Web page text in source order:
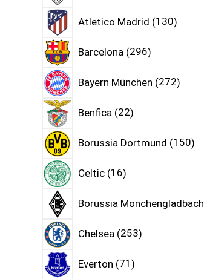
Atletico Madrid 130
Barcelona 296
Bayern München 272
Benfica 22
Borussia Dortmund 150
Celtic 16
Borussia Monchengladbach
Chelsea 253
Everton 71